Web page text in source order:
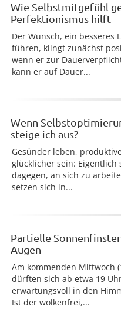
Wie Selbstmitgefühl
Perfektionismus hilft
Der Wunsch, ein besseres
führen, klingt zunächst
wenn er zur
kann er auf Dauer...
Wenn
steige ich aus?
Gesünder leben,
glücklicher sein: Eigentlich
dagegen, an sich zu
setzen sich in...
Partielle
Augen
Am kommenden Mittwoch
dürften sich ab etwa 19
erwartungsvoll in den
Ist der wolkenfrei,...